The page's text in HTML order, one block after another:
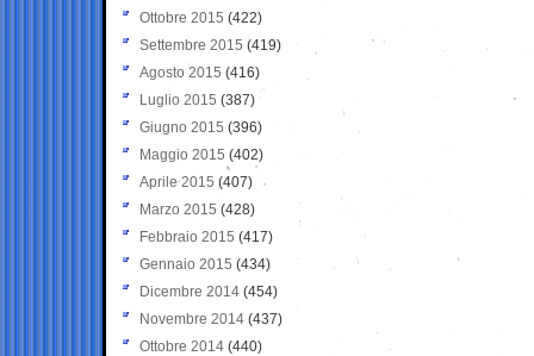
Ottobre 2015 (422)
Settembre 2015 (419)
Agosto 2015 (416)
Luglio 2015 (387)
Giugno 2015 (396)
Maggio 2015 (402)
Aprile 2015 (407)
Marzo 2015 (428)
Febbraio 2015 (417)
Gennaio 2015 (434)
Dicembre 2014 (454)
Novembre 2014 (437)
Ottobre 2014 (440)